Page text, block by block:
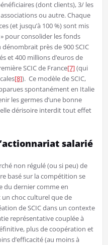
(dont clients), 3/ les
ou autre. Chaque
(et jusqu’à 100 %) sont mis
pour consolider les fonds
près de 900 SCIC
et 400 millions d’euros de
SCIC de France[7](qui
[8]). Ce modèle de SCIC,
spontanément en Italie
les germes d’une bonne
dérisoire interdit tout effet
salarié
non régulé (ou si peu) de
basé sur la compétition se
du dernier comme en
un choc culturel que de
de SCIC dans un contexte
représentative couplée à
plus de coopération et
d’efficacité (au moins à